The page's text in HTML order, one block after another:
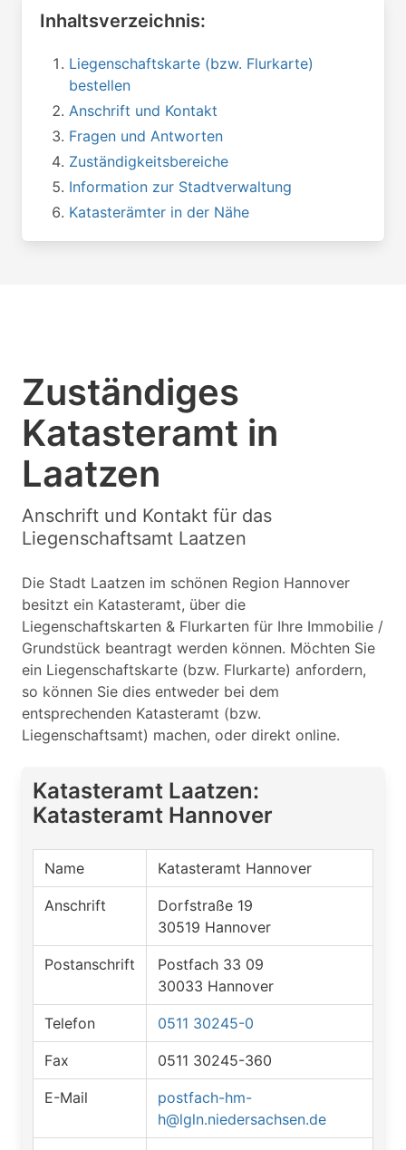
Inhaltsverzeichnis:
Liegenschaftskarte (bzw. Flurkarte)
bestellen
Anschrift und Kontakt
Fragen und Antworten
Zuständigkeitsbereiche
Information zur Stadtverwaltung
Katasterämter in der Nähe
Zuständiges
Katasteramt in
Laatzen
Anschrift und Kontakt für das
Liegenschaftsamt Laatzen
Die Stadt Laatzen im schönen Region Hannover
besitzt ein Katasteramt, über die
Liegenschaftskarten & Flurkarten für Ihre Immobilie /
Grundstück beantragt werden können. Möchten Sie
ein Liegenschaftskarte (bzw. Flurkarte) anfordern,
so können Sie dies entweder bei dem
entsprechenden Katasteramt (bzw.
Liegenschaftsamt) machen, oder direkt online.
Katasteramt Laatzen:
Katasteramt Hannover
Name Katasteramt Hannover
Anschrift
Dorfstraße 19
30519 Hannover
Postanschrift
Postfach 33 09
30033 Hannover
Telefon 0511 30245-0
Fax 0511 30245-360
E-Mail
postfach-hm-
h@lgln.niedersachsen.de